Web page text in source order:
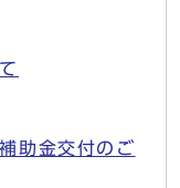
助金交付のご